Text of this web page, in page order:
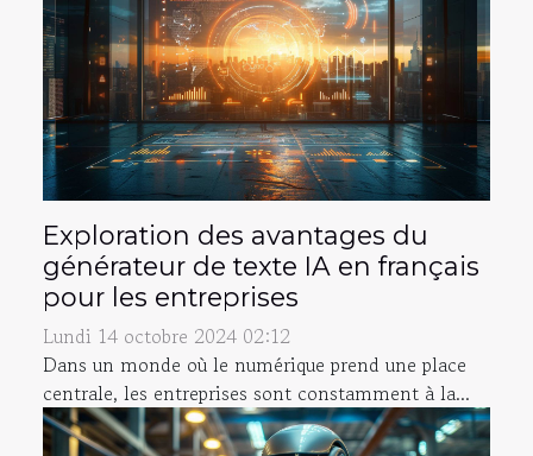
Exploration des avantages du
générateur de texte IA en français
pour les entreprises
Lundi 14 octobre 2024 02:12
Dans un monde où le numérique prend une place
centrale, les entreprises sont constamment à la...